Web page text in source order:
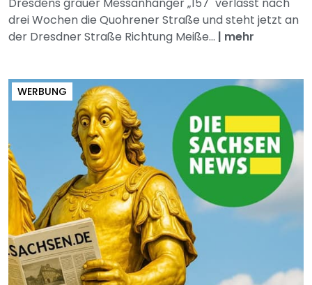
Dresdens grauer Messanhänger „157" verlässt nach
drei Wochen die Quohrener Straße und steht jetzt an
der Dresdner Straße Richtung Meiße... | mehr
WERBUNG